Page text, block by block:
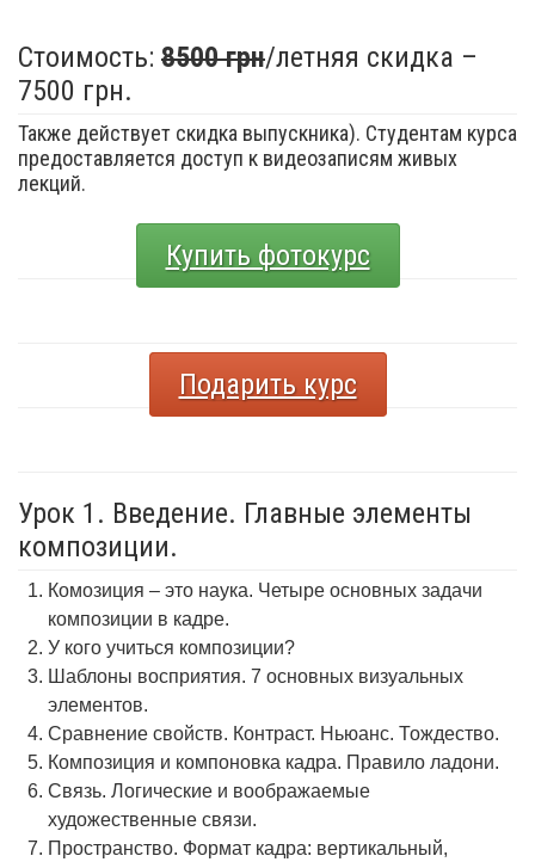
Стоимость: 8500 грн/летняя скидка –
7500 грн.
Также действует скидка выпускника). Студентам курса
предоставляется доступ к видеозаписям живых
лекций.
Купить фотокурс
Подарить курс
Урок 1. Введение. Главные элементы
композиции.
Комозиция – это наука. Четыре основных задачи
композиции в кадре.
У кого учиться композиции?
Шаблоны восприятия. 7 основных визуальных
элементов.
Сравнение свойств. Контраст. Ньюанс. Тождество.
Композиция и компоновка кадра. Правило ладони.
Связь. Логические и воображаемые
художественные связи.
Пространство. Формат кадра: вертикальный,